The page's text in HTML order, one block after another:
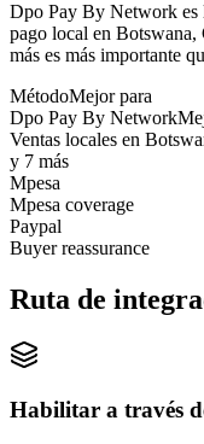
Dpo Pay By Network es
pago local en
más es más importante
MétodoMejor para
Dpo Pay By Network
Ventas locales en
y 7 más
Mpesa
Mpesa coverage
Paypal
Buyer reassurance
Ruta de
Habilitar a través